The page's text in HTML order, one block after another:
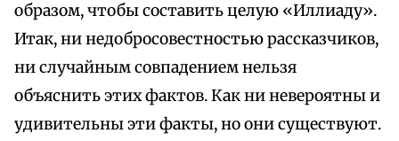
образом, чтобы составить целую «Иллиаду».
Итак, ни недобросовестностью рассказчиков,
ни случайным совпадением нельзя
объяснить этих фактов. Как ни невероятны и
удивительны эти факты, но они существуют.